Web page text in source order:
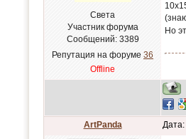
Света
Участник форума
Сообщений: 3389
Репутация на форуме 36
Offline
Но
ArtPanda